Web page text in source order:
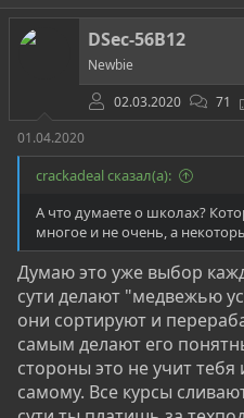
Основы ИБ: что
безопасность и как
1. Что такое ИБ? И что
безопасности?​
Многие думают, что ИБ-
защиты каких-то
проникновение. Но на
так. Информационная
очередь правовая сфера.
вносятся поправки,
и №187ФЗ, №152, №149 и
правовых связанных с ИБ
личном опыте работы в
знать регламенты,
стандарты, по котором
организации защиты
DSec-56B12
Newbie
02.03.2020
71
01.04.2020
crackadeal сказал(а):
А что думаете о школах?
многое и не очень, а
Думаю это уже выбор
сути делают "медвежью
они сортируют и
самым делают его
стороны это не учит
самому. Все курсы